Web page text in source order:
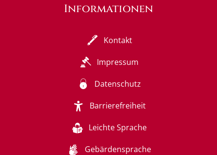
Informationen
Kontakt
Impressum
Datenschutz
Barrierefreiheit
Leichte Sprache
Gebärdensprache